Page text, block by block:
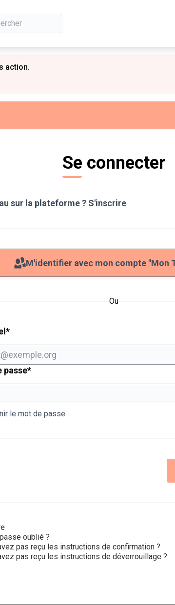
action.
Se connecter
sur la plateforme ? S'inscrire
M'identifier avec mon compte "Mon
Ou
*Champ obligatoire
passe*Champ obligatoire
le mot de passe
oublié ?
pas reçu les instructions de confirmation ?
pas reçu les instructions de déverrouillage ?